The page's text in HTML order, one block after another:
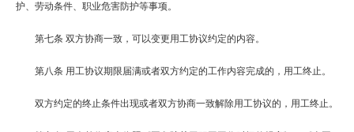
护、劳动条件、职业危害防护等事项。
第七条 双方协商一致，可以变更用工协议约定的内容。
第八条 用工协议期限届满或者双方约定的工作内容完成的，用工终止。
双方约定的终止条件出现或者双方协商一致解除用工协议的，用工终止。